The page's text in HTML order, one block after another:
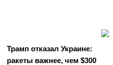
Трамп отказал Украине:
ракеты важнее, чем $300